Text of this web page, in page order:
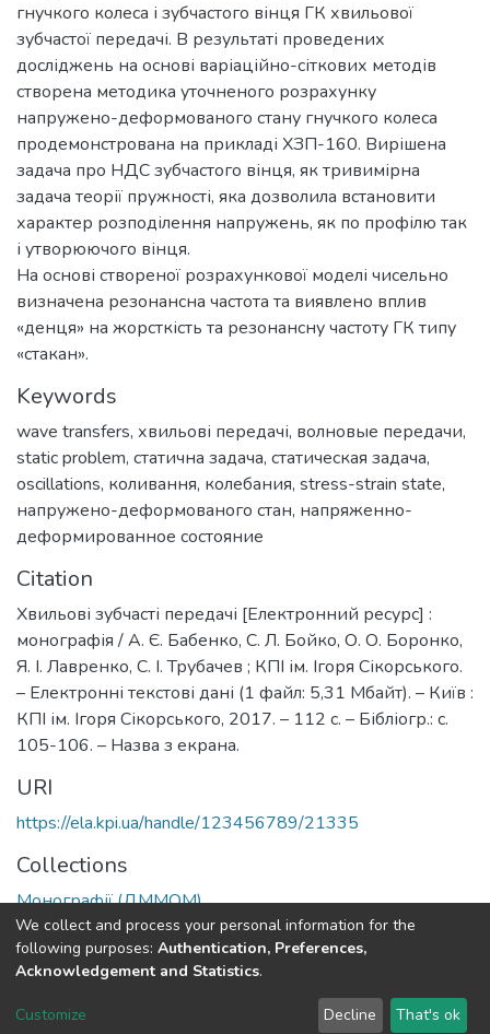
гнучкого колеса і зубчастого вінця ГК хвильової
зубчастої передачі. В результаті проведених
досліджень на основі варіаційно-сіткових методів
створена методика уточненого розрахунку
напружено-деформованого стану гнучкого колеса
продемонстрована на прикладі ХЗП-160. Вирішена
задача про НДС зубчастого вінця, як тривимірна
задача теорії пружності, яка дозволила встановити
характер розподілення напружень, як по профілю так
і утворюючого вінця.
На основі створеної розрахункової моделі чисельно
визначена резонансна частота та виявлено вплив
«денця» на жорсткість та резонансну частоту ГК типу
«стакан».
Keywords
wave transfers, хвильові передачі, волновые передачи,
static problem, статична задача, статическая задача,
oscillations, коливання, колебания, stress-strain state,
напружено-деформованого стан, напряженно-
деформированное состояние
Citation
Хвильові зубчасті передачі [Електронний ресурс] :
монографія / А. Є. Бабенко, С. Л. Бойко, О. О. Боронко,
Я. І. Лавренко, С. І. Трубачев ; КПІ ім. Ігоря Сікорського.
– Електронні текстові дані (1 файл: 5,31 Мбайт). – Київ :
КПІ ім. Ігоря Сікорського, 2017. – 112 с. – Бібліогр.: с.
105-106. – Назва з екрана.
URI
https://ela.kpi.ua/handle/123456789/21335
Collections
Монографії (ДММОМ)
Full item page
DSpace software copyright © 2002-2026 LYRASIS
We collect and process your personal information for the
following purposes: Authentication, Preferences,
Acknowledgement and Statistics.
Customize Decline That's ok